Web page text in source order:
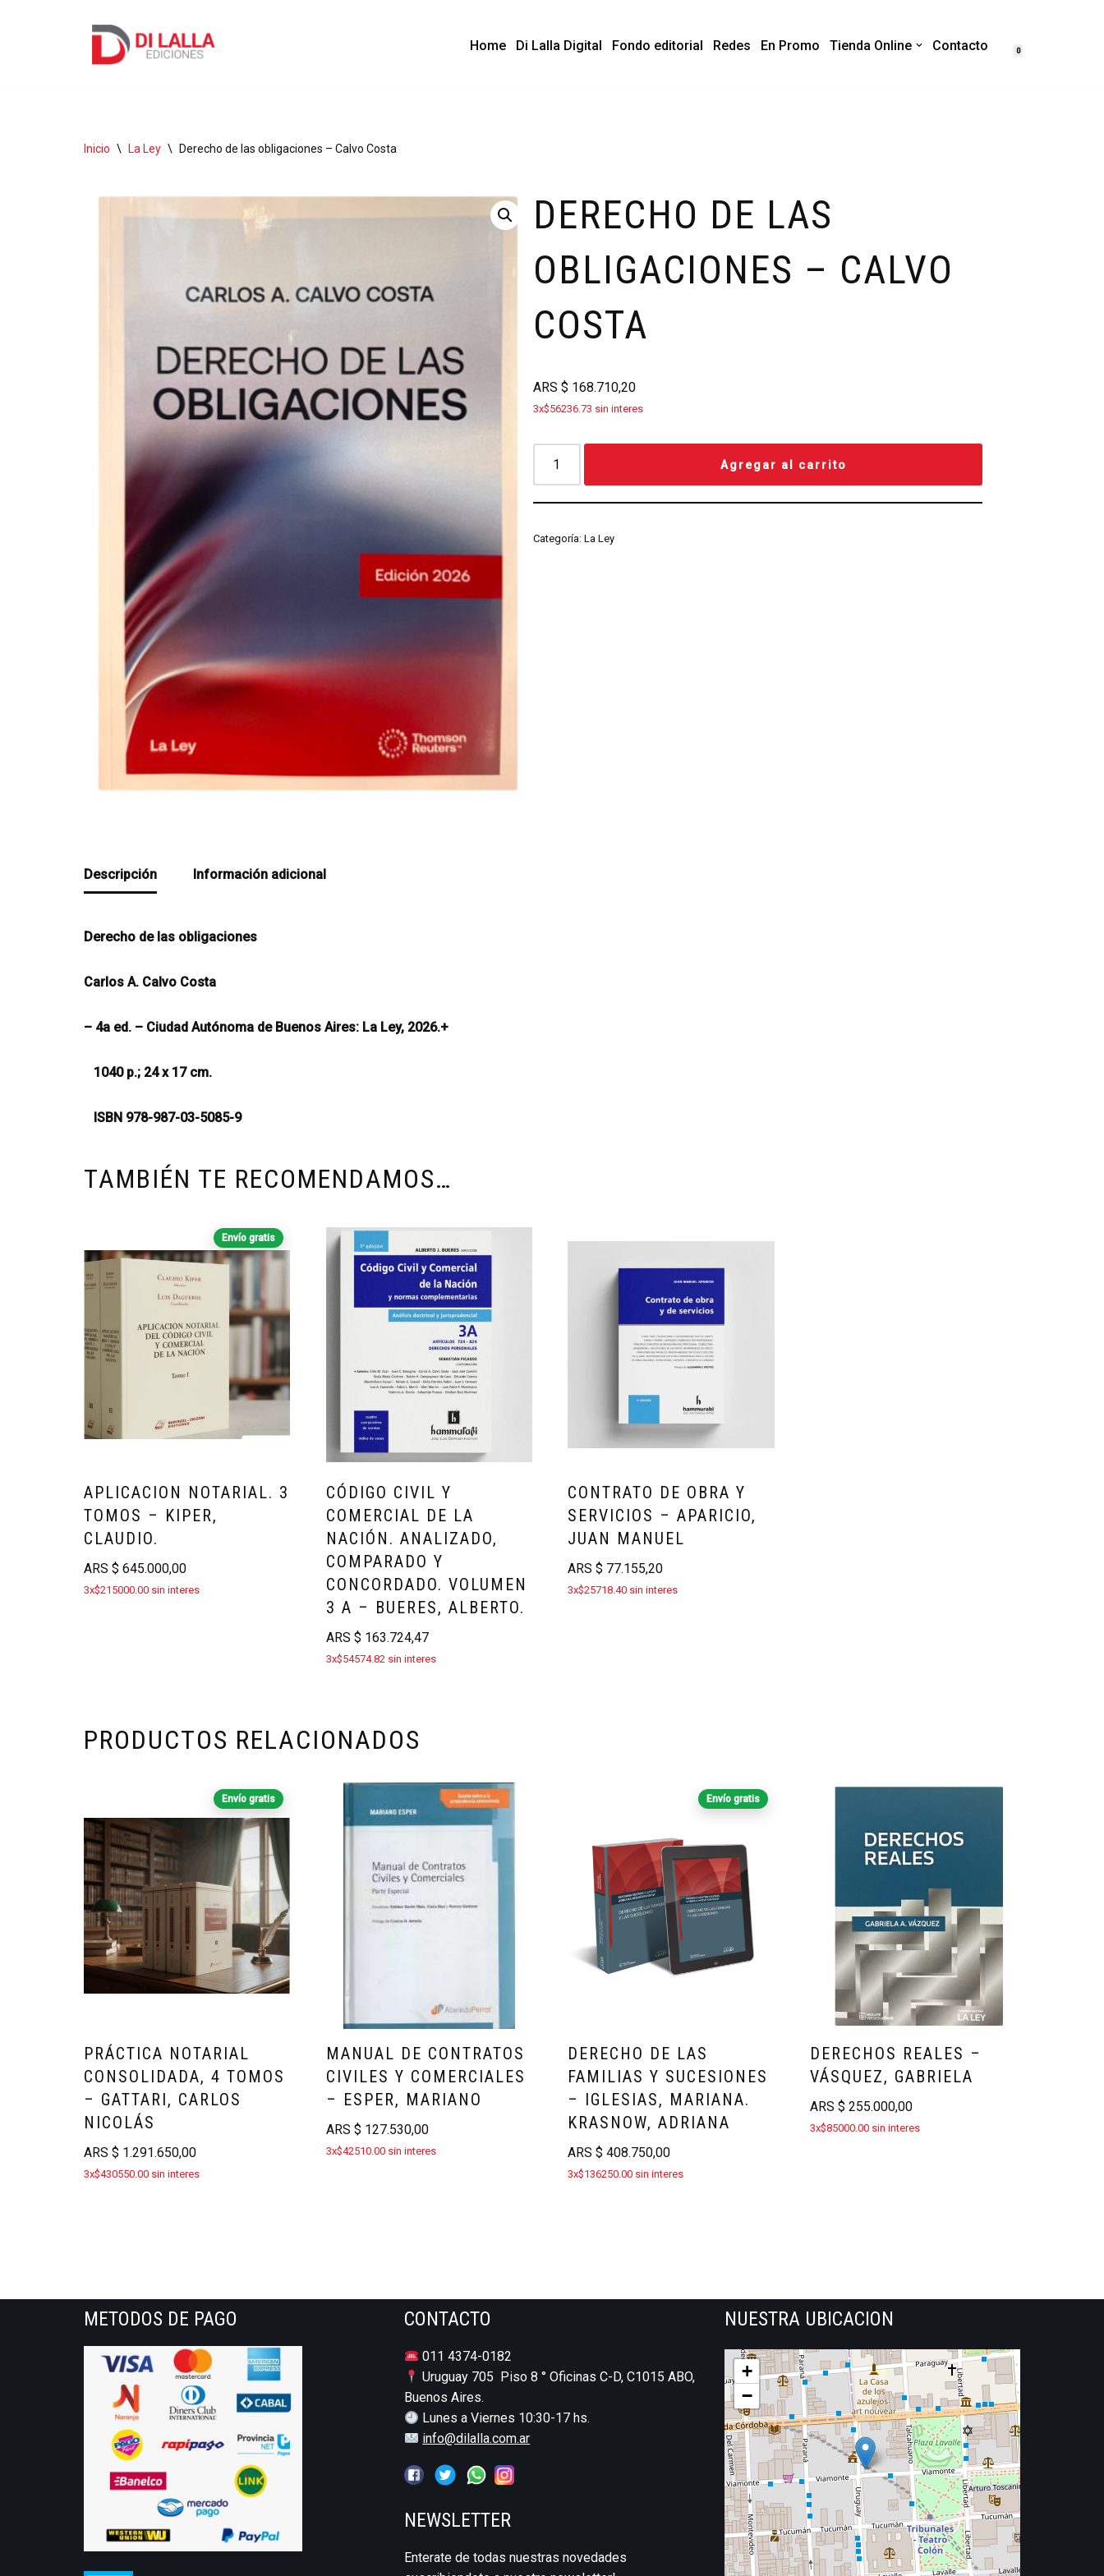
Home Di Lalla Digital Fondo editorial Redes En Promo Tienda Online Contacto 0
Inicio \ La Ley \ Derecho de las obligaciones – Calvo Costa
DERECHO DE LAS
OBLIGACIONES – CALVO
COSTA
ARS$ 168.710,20
3x$56236.73 sin interes
Agregar al carrito
Categoría:La Ley
Descripción Información adicional
Derecho de las obligaciones
Carlos A. Calvo Costa
– 4a ed. – Ciudad Autónoma de Buenos Aires: La Ley, 2026.+
1040 p.; 24 x 17 cm.
ISBN 978-987-03-5085-9
TAMBIÉN TE RECOMENDAMOS…
Envío gratis
APLICACION NOTARIAL. 3
TOMOS – KIPER,
CLAUDIO.
ARS $ 645.000,00
3x$215000.00 sin interes
CÓDIGO CIVIL Y
COMERCIAL DE LA
NACIÓN. ANALIZADO,
COMPARADO Y
CONCORDADO. VOLUMEN
3 A – BUERES, ALBERTO.
ARS $ 163.724,47
3x$54574.82 sin interes
CONTRATO DE OBRA Y
SERVICIOS – APARICIO,
JUAN MANUEL
ARS$ 77.155,20
3x$25718.40 sin interes
PRODUCTOS RELACIONADOS
Envío gratis
PRÁCTICA NOTARIAL
CONSOLIDADA, 4 TOMOS
– GATTARI, CARLOS
NICOLÁS
ARS $ 1.291.650,00
3x$430550.00 sin interes
MANUAL DE CONTRATOS
CIVILES Y COMERCIALES
– ESPER, MARIANO
ARS $ 127.530,00
3x$42510.00 sin interes
Envío gratis
DERECHO DE LAS
FAMILIAS Y SUCESIONES
– IGLESIAS, MARIANA.
KRASNOW, ADRIANA
ARS$ 408.750,00
3x$136250.00 sin interes
DERECHOS REALES –
VÁSQUEZ, GABRIELA
ARS$ 255.000,00
3x$85000.00 sin interes
METODOS DE PAGO CONTACTO
011 4374-0182
Uruguay 705 Piso 8 ° Oficinas C-D, C1015 ABO,
Buenos Aires.
Lunes a Viernes 10:30-17 hs.
info@dilalla.com.ar
NEWSLETTER
Enterate de todas nuestras novedades
NUESTRA UBICACION
+
−